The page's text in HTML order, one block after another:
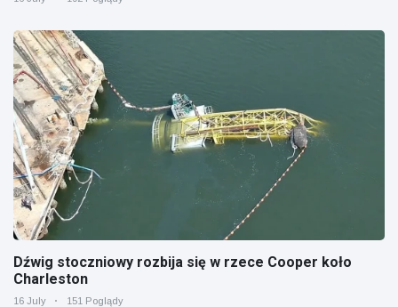
Dźwig stoczniowy rozbija się w rzece Cooper koło
Charleston
16 July 151 Poglądy